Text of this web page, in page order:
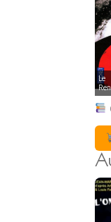
Le